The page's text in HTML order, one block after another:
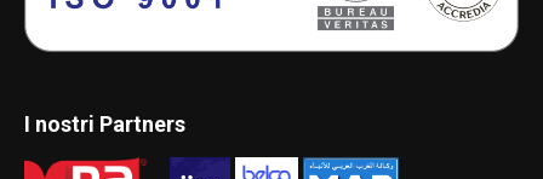
I nostri Partners